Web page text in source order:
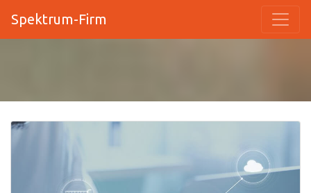
Spektrum-Firm